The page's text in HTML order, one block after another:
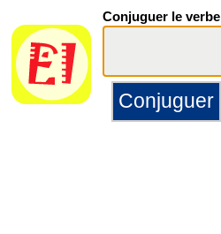
Conjuguer le verbe